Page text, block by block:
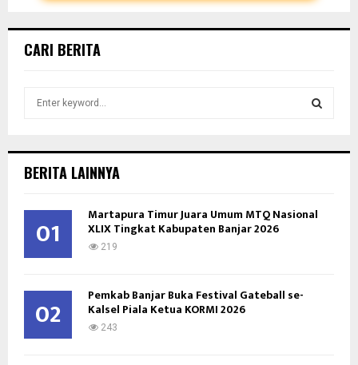
CARI BERITA
h
o
BERITA LAINNYA
01 Martapura Timur Juara Umum MTQ Nasional
XLIX Tingkat Kabupaten Banjar 2026
219
02 Pemkab Banjar Buka Festival Gateball se-
Kalsel Piala Ketua KORMI 2026
243